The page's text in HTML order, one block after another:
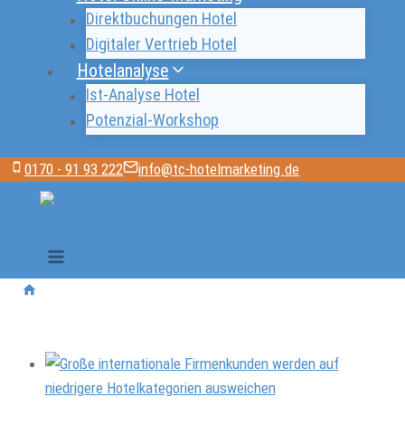
Direktbuchungen Hotel
Digitaler Vertrieb Hotel
Hotelanalyse
Ist-Analyse Hotel
Potenzial-Workshop
0170 - 91 93 222 info@tc-hotelmarketing.de